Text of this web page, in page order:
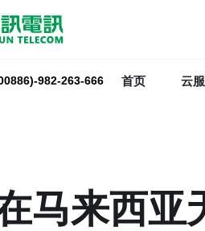
982-263-666 首页 云
马来西亚